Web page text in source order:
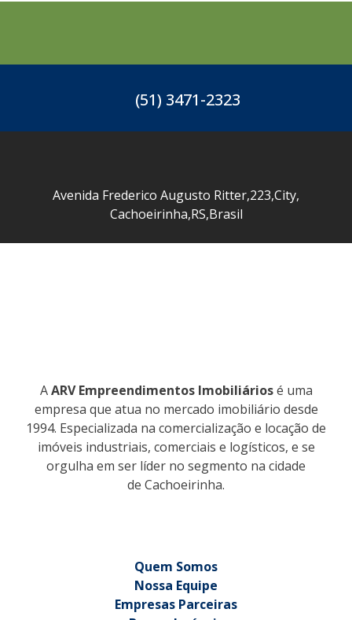
(51) 3471-2323
Avenida Frederico Augusto Ritter,223,City,
Cachoeirinha,RS,Brasil
AARV Empreendimentos Imobiliáriosé uma
empresa que atua no mercado imobiliário desde
1994. Especializada na comercialização e locação de
imóveis industriais, comerciais e logísticos, e se
orgulha em ser líder no segmento na cidade
de Cachoeirinha.
Quem Somos
Nossa Equipe
Empresas Parceiras